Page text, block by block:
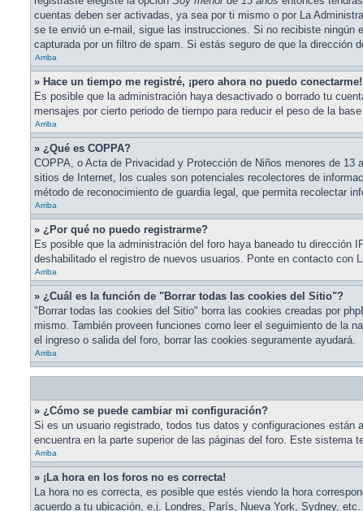
cuentas deben ser activadas, ya sea por ti mismo o por La
se te envió un e-mail, sigue las instrucciones. Si no recibiste ningún
capturada por un filtro de spam. Si estás seguro de que la dirección
Arriba
» Hace un tiempo me registré, ¡pero ahora no puedo conectarme!
Es posible que la administración haya desactivado o borrado tu
mensajes por cierto periodo de tiempo para reducir el peso de la
Arriba
» ¿Qué es COPPA?
COPPA, o Acta de Privacidad y Protección de Niños menores de
sitios de Internet, los cuales son potenciales recolectores de
método de reconocimiento de guardia legal, que permita recolectar
Arriba
» ¿Por qué no puedo registrarme?
Es posible que la administración del foro haya baneado tu dirección
deshabilitado el registro de nuevos usuarios. Ponte en contacto con
Arriba
» ¿Cuál es la función de "Borrar todas las cookies del Sitio"?
"Borrar todas las cookies del Sitio" borra las cookies creadas por
mismo. También proveen funciones como leer el seguimiento de la
el ingreso o salida del foro, borrar las cookies seguramente ayudará.
Arriba
» ¿Cómo se puede cambiar mi configuración?
Si es un usuario registrado, todos tus datos y configuraciones
encuentra en la parte superior de las páginas del foro. Este sistema
Arriba
» ¡La hora en los foros no es correcta!
La hora no es correcta, es posible que estés viendo la hora
acuerdo a tu ubicación, e.j. Londres, París, Nueva York, Sydney,